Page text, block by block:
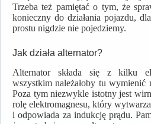
Trzeba też pamiętać o tym, że
konieczny do działania pojazdu,
prostu nigdzie nie pojedziemy.
Jak działa alternator?
Alternator składa się z kilku
wszystkim należałoby tu wymienić
Poza tym niezwykle istotny jest
rolę elektromagnesu, który
i odpowiada za indukcję prądu.